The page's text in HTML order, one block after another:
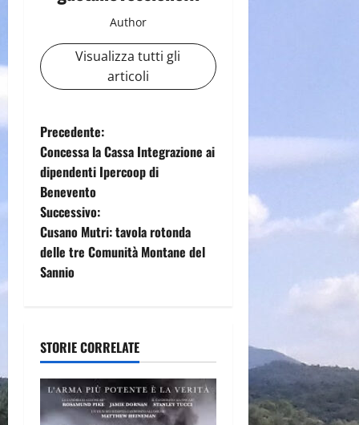
Author
Visualizza tutti gli
articoli
N
a
v
i
g
z
i
o
Precedente:
Concessa la Cassa Integrazione ai
dipendenti Ipercoop di
Benevento
Successivo:
Cusano Mutri: tavola rotonda
delle tre Comunità Montane del
Sannio
STORIE CORRELATE